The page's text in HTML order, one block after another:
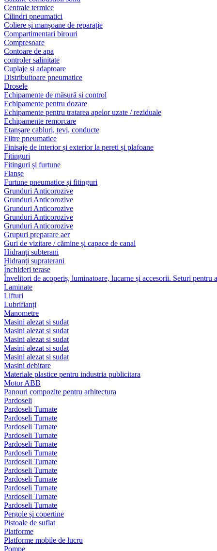
Centrale termice
Cilindri pneumatici
Coliere și manșoane de reparație
Compartimentari birouri
Compresoare
Contoare de apa
controler salinitate
Cuplaje și adaptoare
Distribuitoare pneumatice
Drosele
Echipamente de măsură și control
Echipamente pentru dozare
Echipamente pentru tratarea apelor uzate / reziduale
Echipamente remorcare
Etanșare cabluri, țevi, conducte
Filtre pneumatice
Finisaje de interior și exterior la pereti și plafoane
Fitinguri
Fitinguri și furtune
Flanșe
Furtune pneumatice și fitinguri
Grunduri Anticorozive
Grunduri Anticorozive
Grunduri Anticorozive
Grunduri Anticorozive
Grunduri Anticorozive
Grupuri preparare aer
Guri de vizitare / cămine și capace de canal
Hidranți subterani
Hidranți supraterani
Închideri terase
Învelitori de acoperiș, luminatoare, lucarne și accesorii. Seturi pentru
Laminate
Lifturi
Lubrifianți
Manometre
Masini alezat si sudat
Masini alezat si sudat
Masini alezat si sudat
Masini alezat si sudat
Masini alezat si sudat
Masini debitare
Materiale plastice pentru industria publicitara
Motor ABB
Panouri compozite pentru arhitectura
Pardoseli
Pardoseli Turnate
Pardoseli Turnate
Pardoseli Turnate
Pardoseli Turnate
Pardoseli Turnate
Pardoseli Turnate
Pardoseli Turnate
Pardoseli Turnate
Pardoseli Turnate
Pardoseli Turnate
Pardoseli Turnate
Pardoseli Turnate
Pergole și copertine
Pistoale de suflat
Platforme
Platforme mobile de lucru
Pompe